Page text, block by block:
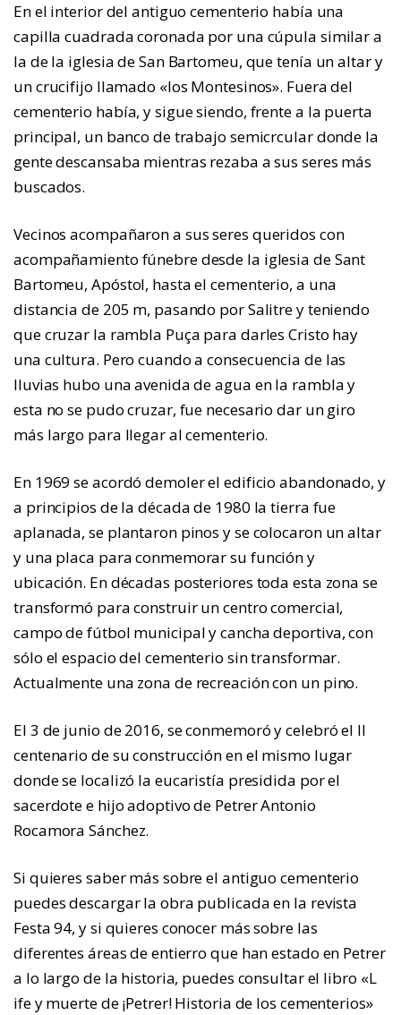
En el interior del antiguo cementerio había una
capilla cuadrada coronada por una cúpula similar a
la de la iglesia de San Bartomeu, que tenía un altar y
un crucifijo llamado «los Montesinos». Fuera del
cementerio había, y sigue siendo, frente a la puerta
principal, un banco de trabajo semicrcular donde la
gente descansaba mientras rezaba a sus seres más
buscados.
Vecinos acompañaron a sus seres queridos con
acompañamiento fúnebre desde la iglesia de Sant
Bartomeu, Apóstol, hasta el cementerio, a una
distancia de 205 m, pasando por Salitre y teniendo
que cruzar la rambla Puça para darles Cristo hay
una cultura. Pero cuando a consecuencia de las
lluvias hubo una avenida de agua en la rambla y
esta no se pudo cruzar, fue necesario dar un giro
más largo para llegar al cementerio.
En 1969 se acordó demoler el edificio abandonado, y
a principios de la década de 1980 la tierra fue
aplanada, se plantaron pinos y se colocaron un altar
y una placa para conmemorar su función y
ubicación. En décadas posteriores toda esta zona se
transformó para construir un centro comercial,
campo de fútbol municipal y cancha deportiva, con
sólo el espacio del cementerio sin transformar.
Actualmente una zona de recreación con un pino.
El 3 de junio de 2016, se conmemoró y celebró el II
centenario de su construcción en el mismo lugar
donde se localizó la eucaristía presidida por el
sacerdote e hijo adoptivo de Petrer Antonio
Rocamora Sánchez.
Si quieres saber más sobre el antiguo cementerio
puedes descargar la obra publicada en la revista
Festa 94, y si quieres conocer más sobre las
diferentes áreas de entierro que han estado en Petrer
a lo largo de la historia, puedes consultar el libro «L
ife y muerte de ¡Petrer! Historia de los cementerios»